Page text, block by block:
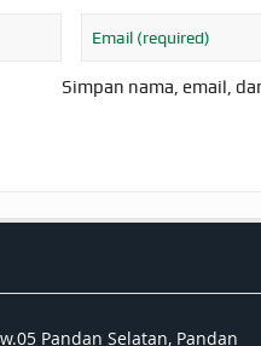
Simpan nama, email,
Pandan Selatan, Pandan